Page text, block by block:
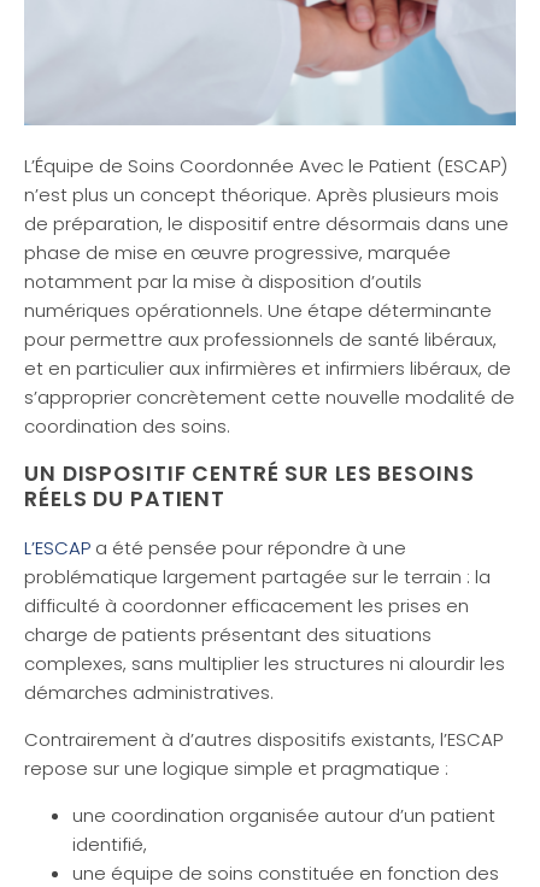
L’Équipe de Soins Coordonnée Avec le Patient (ESCAP)
n’est plus un concept théorique. Après plusieurs mois
de préparation, le dispositif entre désormais dans une
phase de mise en œuvre progressive, marquée
notamment par la mise à disposition d’outils
numériques opérationnels. Une étape déterminante
pour permettre aux professionnels de santé libéraux,
et en particulier aux infirmières et infirmiers libéraux, de
s’approprier concrètement cette nouvelle modalité de
coordination des soins.
UN DISPOSITIF CENTRÉ SUR LES BESOINS
RÉELS DU PATIENT
L’ESCAP a été pensée pour répondre à une
problématique largement partagée sur le terrain : la
difficulté à coordonner efficacement les prises en
charge de patients présentant des situations
complexes, sans multiplier les structures ni alourdir les
démarches administratives.
Contrairement à d’autres dispositifs existants, l’ESCAP
repose sur une logique simple et pragmatique :
une coordination organisée autour d’un patient
identifié,
une équipe de soins constituée en fonction des